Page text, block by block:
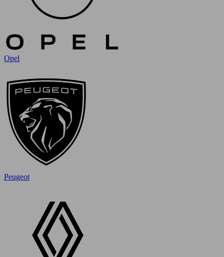
Opel
Peugeot